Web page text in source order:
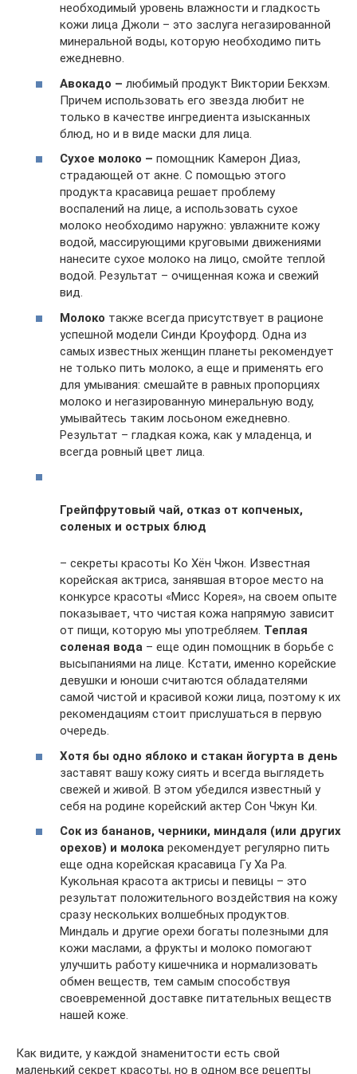
необходимый уровень влажности и гладкость
кожи лица Джоли – это заслуга негазированной
минеральной воды, которую необходимо пить
ежедневно.
Авокадо – любимый продукт Виктории Бекхэм.
Причем использовать его звезда любит не
только в качестве ингредиента изысканных
блюд, но и в виде маски для лица.
Сухое молоко – помощник Камерон Диаз,
страдающей от акне. С помощью этого
продукта красавица решает проблему
воспалений на лице, а использовать сухое
молоко необходимо наружно: увлажните кожу
водой, массирующими круговыми движениями
нанесите сухое молоко на лицо, смойте теплой
водой. Результат – очищенная кожа и свежий
вид.
Молоко также всегда присутствует в рационе
успешной модели Синди Кроуфорд. Одна из
самых известных женщин планеты рекомендует
не только пить молоко, а еще и применять его
для умывания: смешайте в равных пропорциях
молоко и негазированную минеральную воду,
умывайтесь таким лосьоном ежедневно.
Результат – гладкая кожа, как у младенца, и
всегда ровный цвет лица.
Грейпфрутовый чай, отказ от копченых,
соленых и острых блюд
– секреты красоты Ко Хён Чжон. Известная
корейская актриса, занявшая второе место на
конкурсе красоты «Мисс Корея», на своем опыте
показывает, что чистая кожа напрямую зависит
от пищи, которую мы употребляем. Теплая
соленая вода – еще один помощник в борьбе с
высыпаниями на лице. Кстати, именно корейские
девушки и юноши считаются обладателями
самой чистой и красивой кожи лица, поэтому к их
рекомендациям стоит прислушаться в первую
очередь.
Хотя бы одно яблоко и стакан йогурта в день
заставят вашу кожу сиять и всегда выглядеть
свежей и живой. В этом убедился известный у
себя на родине корейский актер Сон Чжун Ки.
Сок из бананов, черники, миндаля (или других
орехов) и молока рекомендует регулярно пить
еще одна корейская красавица Гу Ха Ра.
Кукольная красота актрисы и певицы – это
результат положительного воздействия на кожу
сразу нескольких волшебных продуктов.
Миндаль и другие орехи богаты полезными для
кожи маслами, а фрукты и молоко помогают
улучшить работу кишечника и нормализовать
обмен веществ, тем самым способствуя
своевременной доставке питательных веществ
нашей коже.
Как видите, у каждой знаменитости есть свой
маленький секрет красоты, но в одном все рецепты